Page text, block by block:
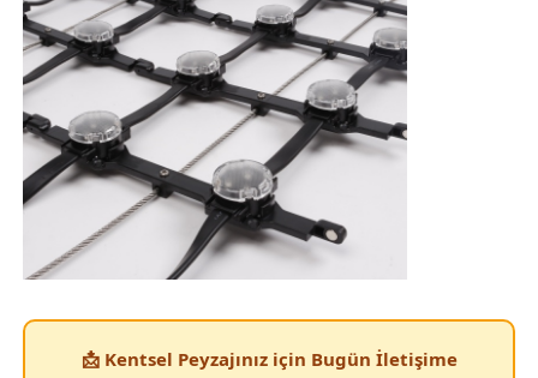
📩 Kentsel Peyzajınız için Bugün İletişime